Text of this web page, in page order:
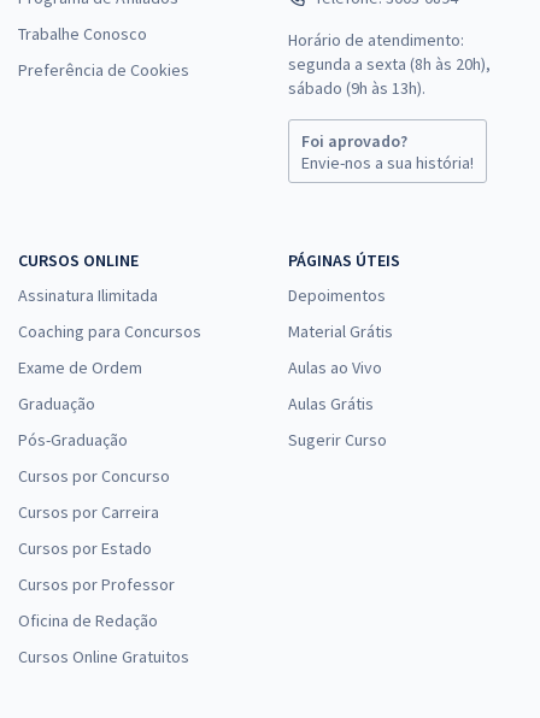
Trabalhe Conosco
Preferência de Cookies
Horário de atendimento:
segunda a sexta (8h às 20h),
sábado (9h às 13h).
Foi aprovado?
Envie-nos a sua história!
CURSOS ONLINE
Assinatura Ilimitada
Coaching para Concursos
Exame de Ordem
Graduação
Pós-Graduação
Cursos por Concurso
Cursos por Carreira
Cursos por Estado
Cursos por Professor
Oficina de Redação
Cursos Online Gratuitos
PÁGINAS ÚTEIS
Depoimentos
Material Grátis
Aulas ao Vivo
Aulas Grátis
Sugerir Curso